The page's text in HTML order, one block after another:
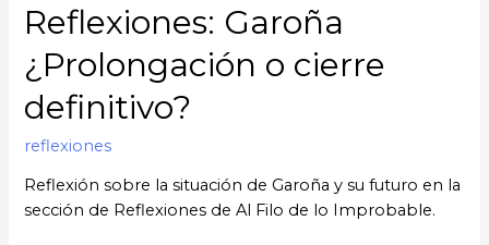
Reflexiones: Garoña
¿Prolongación o cierre
definitivo?
reflexiones
Reflexión sobre la situación de Garoña y su futuro en la
sección de Reflexiones de Al Filo de lo Improbable.